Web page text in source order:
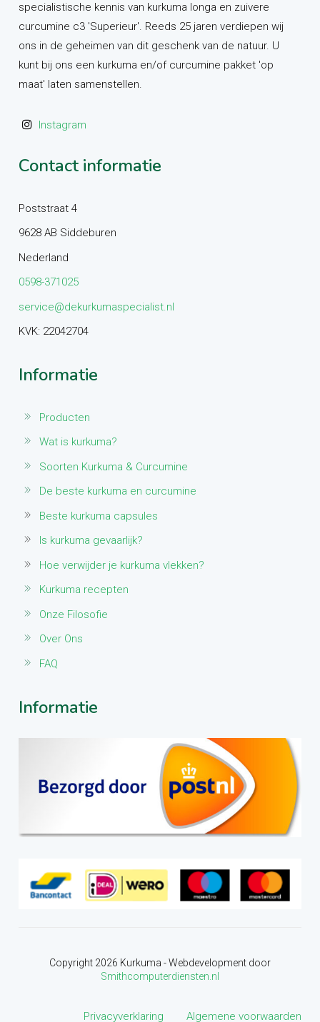
specialistische kennis van kurkuma longa en zuivere
curcumine c3 'Superieur'. Reeds 25 jaren verdiepen wij
ons in de geheimen van dit geschenk van de natuur. U
kunt bij ons een kurkuma en/of curcumine pakket 'op
maat' laten samenstellen.
Instagram
Contact informatie
Poststraat 4
9628 AB Siddeburen
Nederland
0598-371025
service@dekurkumaspecialist.nl
KVK: 22042704
Informatie
Producten
Wat is kurkuma?
Soorten Kurkuma & Curcumine
De beste kurkuma en curcumine
Beste kurkuma capsules
Is kurkuma gevaarlijk?
Hoe verwijder je kurkuma vlekken?
Kurkuma recepten
Onze Filosofie
Over Ons
FAQ
Informatie
Copyright 2026 Kurkuma - Webdevelopment door
Smithcomputerdiensten.nl
Algemene voorwaarden
Privacyverklaring